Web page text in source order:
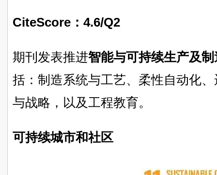
CiteScore： 4.6/Q2
期刊发表推进智能与可持续生产及
括：制造系统与工艺、柔性自动化
与战略，以及工程教育。
可持续城市和社区